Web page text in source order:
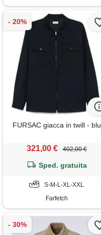
FURSAC giacca in twill - blu
321,00 € 402,00 €
Sped. gratuita
S-M-L-XL-XXL
Farfetch